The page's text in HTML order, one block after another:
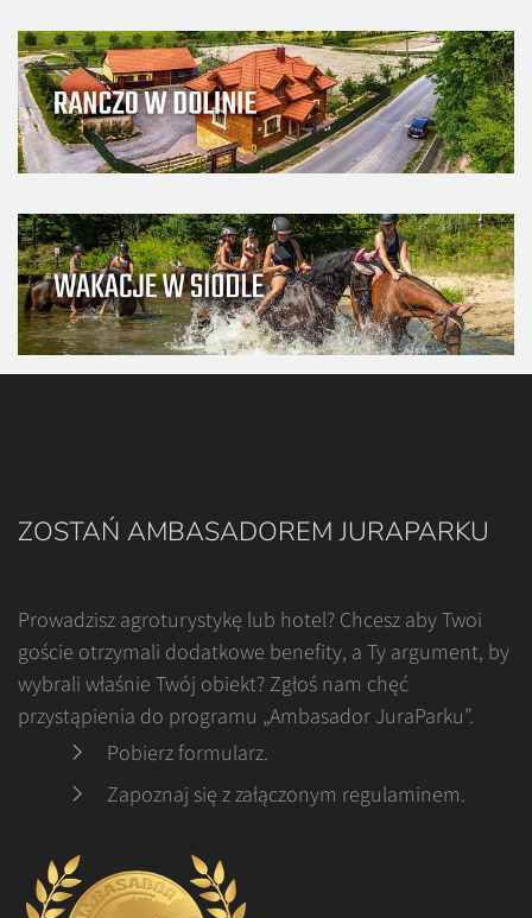
ZOSTAŃ AMBASADOREM JURAPARKU
Prowadzisz agroturystykę lub hotel? Chcesz aby Twoi
goście otrzymali dodatkowe benefity, a Ty argument, by
wybrali właśnie Twój obiekt? Zgłoś nam chęć
przystąpienia do programu „Ambasador JuraParku”.
Pobierz formularz.
Zapoznaj się z załączonym regulaminem.